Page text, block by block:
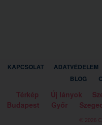
KAPCSOLAT ADATVÉDELEM
BLOG
Térkép Új lányok
Budapest
Győr
© 2026